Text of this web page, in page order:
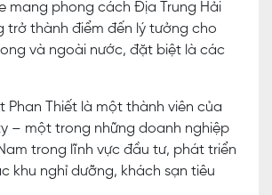
mang phong cách Địa Trung Hải
trở thành điểm đến lý tưởng cho
và ngoài nước, đặt biệt là các
Phan Thiết là một thành viên của
– một trong những doanh nghiệp
trong lĩnh vực đầu tư, phát triển
khu nghỉ dưỡng, khách sạn tiêu